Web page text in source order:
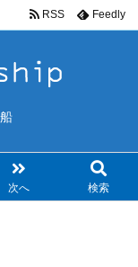
次へ 検索
RSS Feedly